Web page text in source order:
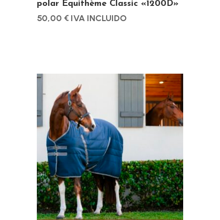
polar Equithème Classic «1200D»
50,00 € IVA INCLUIDO
producto
Este
producto
múltiples
variantes.
Las
opciones
se
pueden
elegir
en